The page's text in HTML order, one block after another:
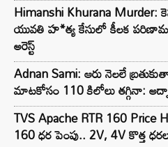
Himanshi Khurana
యువతి హ*త్య కేసులో కీలక
అరెస్ట్
Adnan Sami: ఆరు నెలలే
మాటకోసం 110 కిలోలు తగ్గినా:
TVS Apache RTR 160 Price
160 ధర పెంపు.. 2V, 4V కొత్త